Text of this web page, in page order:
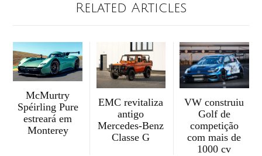
Related Articles
McMurtry
Spéirling Pure
estreará em
Monterey
EMC revitaliza
antigo
Mercedes-Benz
Classe G
VW construiu
Golf de
competição
com mais de
1000 cv